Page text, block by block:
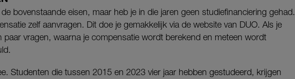
bovenstaande eisen, maar heb je in die jaren geen studiefinanciering gehad.
zelf aanvragen. Dit doe je gemakkelijk via de website van DUO. Als je
paar vragen, waarna je compensatie wordt berekend en meteen wordt
Studenten die tussen 2015 en 2023 vier jaar hebben gestudeerd, krijgen